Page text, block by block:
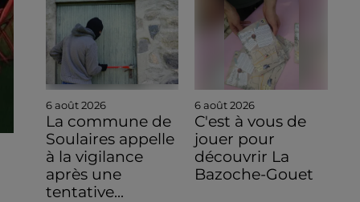
6 août 2026
La commune de
Soulaires appelle
à la vigilance
après une
tentative...
6 août 2026
C'est à vous de
jouer pour
découvrir La
Bazoche-Gouet